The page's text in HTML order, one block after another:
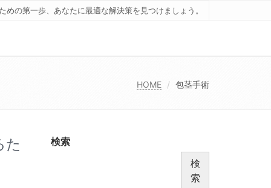
めの第一歩、あなたに最適な解決策を見つけましょう。
HOME 包茎手術
た
検索
検
索